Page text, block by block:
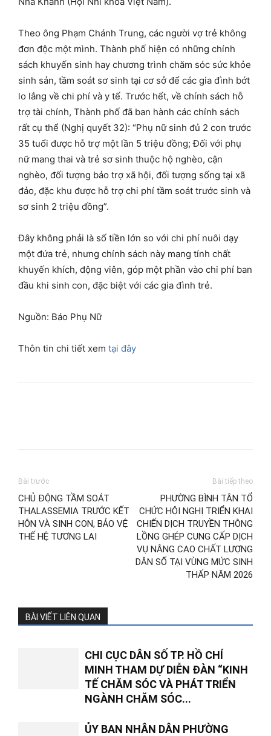
Theo ông Phạm Chánh Trung, các người vợ trẻ không
đơn độc một mình. Thành phố hiện có những chính
sách khuyến sinh hay chương trình chăm sóc sức khỏe
sinh sản, tầm soát sơ sinh tại cơ sở để các gia đình bớt
lo lắng về chi phí và y tế. Trước hết, về chính sách hỗ
trợ tài chính, Thành phố đã ban hành các chính sách
rất cụ thể (Nghị quyết 32): “Phụ nữ sinh đủ 2 con trước
35 tuổi được hỗ trợ một lần 5 triệu đồng; Đối với phụ
nữ mang thai và trẻ sơ sinh thuộc hộ nghèo, cận
nghèo, đối tượng bảo trợ xã hội, đối tượng sống tại xã
đảo, đặc khu được hỗ trợ chi phí tầm soát trước sinh và
sơ sinh 2 triệu đồng”.
Đây không phải là số tiền lớn so với chi phí nuôi dạy
một đứa trẻ, nhưng chính sách này mang tính chất
khuyến khích, động viên, góp một phần vào chi phí ban
đầu khi sinh con, đặc biệt với các gia đình trẻ.
Nguồn: Báo Phụ Nữ
Thôn tin chi tiết xem tại đây
Bài trước
CHỦ ĐỘNG TẦM SOÁT
THALASSEMIA TRƯỚC KẾT
HÔN VÀ SINH CON, BẢO VỆ
THẾ HỆ TƯƠNG LAI
Bài tiếp theo
PHƯỜNG BÌNH TÂN TỔ
CHỨC HỘI NGHỊ TRIỂN KHAI
CHIẾN DỊCH TRUYỀN THÔNG
LỒNG GHÉP CUNG CẤP DỊCH
VỤ NÂNG CAO CHẤT LƯỢNG
DÂN SỐ TẠI VÙNG MỨC SINH
THẤP NĂM 2026
BÀI VIẾT LIÊN QUAN
CHI CỤC DÂN SỐ TP. HỒ CHÍ
MINH THAM DỰ DIỄN ĐÀN “KINH
TẾ CHĂM SÓC VÀ PHÁT TRIỂN
NGÀNH CHĂM SÓC...
ỦY BAN NHÂN DÂN PHƯỜNG